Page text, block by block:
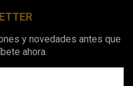
y novedades antes que
ahora.